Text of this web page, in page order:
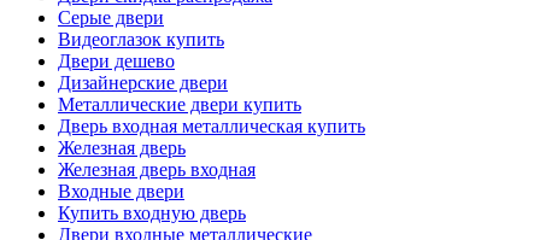
Серые двери
Видеоглазок купить
Двери дешево
Дизайнерские двери
Металлические двери купить
Дверь входная металлическая купить
Железная дверь
Железная дверь входная
Входные двери
Купить входную дверь
Двери входные металлические